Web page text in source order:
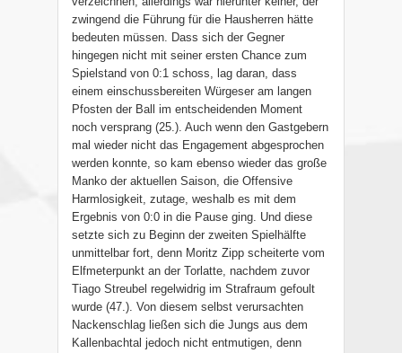
zwingend die Führung für die Hausherren hätte
bedeuten müssen. Dass sich der Gegner
hingegen nicht mit seiner ersten Chance zum
Spielstand von 0:1 schoss, lag daran, dass
einem einschussbereiten Würgeser am langen
Pfosten der Ball im entscheidenden Moment
noch versprang (25.). Auch wenn den Gastgebern
mal wieder nicht das Engagement abgesprochen
werden konnte, so kam ebenso wieder das große
Manko der aktuellen Saison, die Offensive
Harmlosigkeit, zutage, weshalb es mit dem
Ergebnis von 0:0 in die Pause ging. Und diese
setzte sich zu Beginn der zweiten Spielhälfte
unmittelbar fort, denn Moritz Zipp scheiterte vom
Elfmeterpunkt an der Torlatte, nachdem zuvor
Tiago Streubel regelwidrig im Strafraum gefoult
wurde (47.). Von diesem selbst verursachten
Nackenschlag ließen sich die Jungs aus dem
Kallenbachtal jedoch nicht entmutigen, denn